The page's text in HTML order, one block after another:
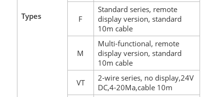
Types F
Standard series, remote
display version, standard
10m cable
M
Multi-functional, remote
display version, standard
10m cable
VT
2-wire series, no display,24V
DC,4-20Ma,cable 10m